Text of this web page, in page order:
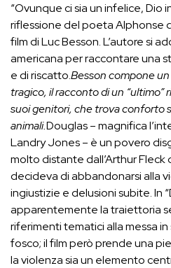
“Ovunque ci sia un infelice, Dio
riflessione del poeta Alphonse
film di Luc Besson. L’autore si
americana per raccontare una
e di riscatto.Besson compone
tragico, il racconto di un
suoi genitori, che trova conforto
animali.Douglas – magnifica
Landry Jones – è un povero
molto distante dall’Arthur Fleck
decideva di abbandonarsi alla
ingiustizie e delusioni subite. In
apparentemente la traiettoria
riferimenti tematici alla messa
fosco; il film però prende una
la violenza sia un elemento